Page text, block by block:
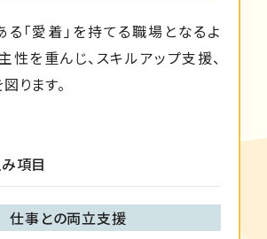
「愛着」を持てる職場となるよ
性を重んじ、スキルアップ支援、
ります。
項目
仕事との両立支援